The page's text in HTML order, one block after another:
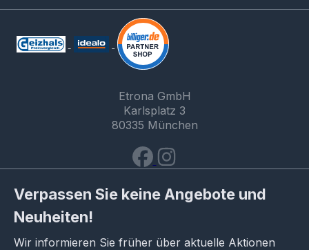
Etrona GmbH
Karlsplatz 3
80335 München
Verpassen Sie keine Angebote und
Neuheiten!
Wir informieren Sie früher über aktuelle Aktionen